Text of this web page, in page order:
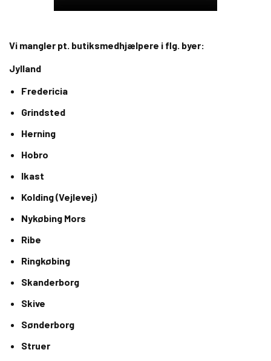
Vi mangler pt. butiksmedhjælpere i flg. byer:
Jylland
Fredericia
Grindsted
Herning
Hobro
Ikast
Kolding (Vejlevej)
Nykøbing Mors
Ribe
Ringkøbing
Skanderborg
Skive
Sønderborg
Struer